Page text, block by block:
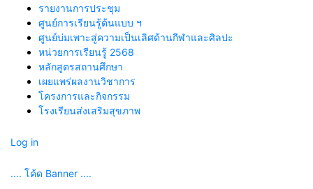
รายงานการประชุม
ศูนย์การเรียนรู้ต้นแบบ ฯ
ศูนย์บ่มเพาะสู่ความเป็นเลิศด้านกีฬาและศิลปะ
หน่วยการเรียนรู้ 2568
หลักสูตรสถานศึกษา
เผยแพร่ผลงานวิชาการ
โครงการและกิจกรรม
โรงเรียนส่งเสริมสุขภาพ
Log in
.... โค้ด Banner ....